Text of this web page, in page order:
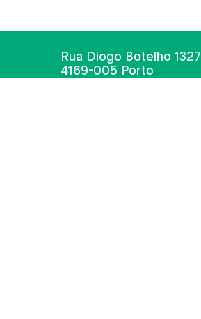
Rua Diogo Botelho 1327
4169-005 Porto